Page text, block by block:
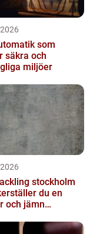
som
säkra och
miljöer
stockholm
du en
och jämn